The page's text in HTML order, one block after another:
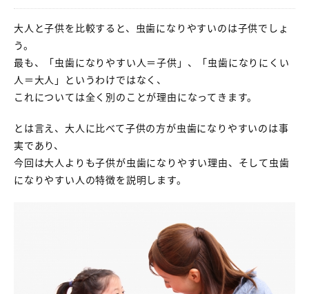
大人と子供を比較すると、虫歯になりやすいのは子供でしょ
う。
最も、「虫歯になりやすい人＝子供」、「虫歯になりにくい
人＝大人」というわけではなく、
これについては全く別のことが理由になってきます。
とは言え、大人に比べて子供の方が虫歯になりやすいのは事
実であり、
今回は大人よりも子供が虫歯になりやすい理由、そして虫歯
になりやすい人の特徴を説明します。